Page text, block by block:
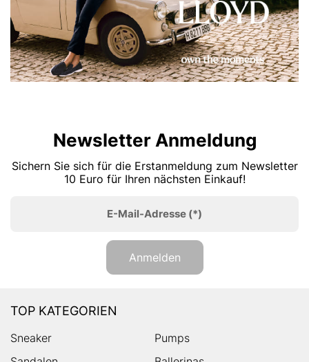
Newsletter Anmeldung
Sichern Sie sich für die Erstanmeldung zum Newsletter
10 Euro für Ihren nächsten Einkauf!
E-Mail-Adresse (*)
Anmelden
TOP KATEGORIEN
Sneaker
Pumps